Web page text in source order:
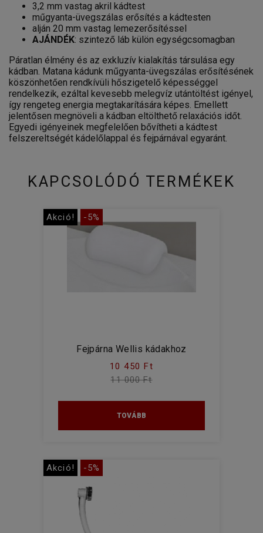
3,2 mm vastag akril kádtest
műgyanta-üvegszálas erősítés a kádtesten
alján 20 mm vastag lemezerősítéssel
AJÁNDÉK: szintező láb külön egységcsomagban
Páratlan élmény és az exkluzív kialakítás társulása egy
kádban. Matana kádunk műgyanta-üvegszálas erősítésének
köszönhetően rendkívüli hőszigetelő képességgel
rendelkezik, ezáltal kevesebb melegvíz utántöltést igényel,
így rengeteg energia megtakarítására képes. Emellett
jelentősen megnöveli a kádban eltölthető relaxációs időt.
Egyedi igényeinek megfelelően bővítheti a kádtest
felszereltségét kádelőlappal és fejpárnával egyaránt.
KAPCSOLÓDÓ TERMÉKEK
Akció! -5%
Fejpárna Wellis kádakhoz
10 450 Ft
11 000 Ft
TOVÁBB
Akció! -5%